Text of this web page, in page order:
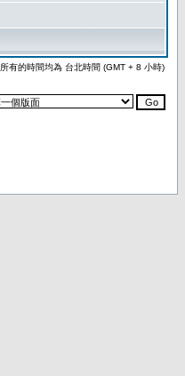
所有的時間均為 台北時間 (GMT + 8 小時)